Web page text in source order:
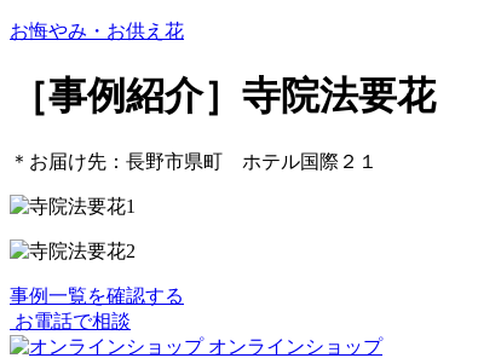
お悔やみ・お供え花
［事例紹介］寺院法要花
＊お届け先：長野市県町 ホテル国際２１
事例一覧を確認する
お電話で相談
オンラインショップ